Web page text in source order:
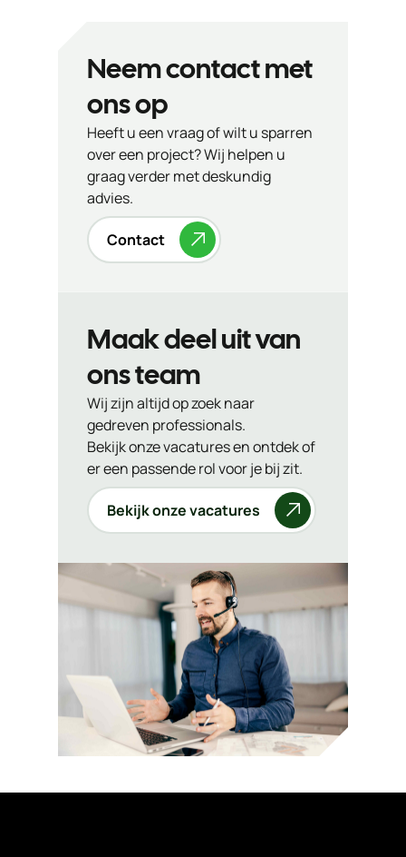
Neem contact met
ons op
Heeft u een vraag of wilt u sparren
over een project? Wij helpen u
graag verder met deskundig
advies.
Contact
Maak deel uit van
ons team
Wij zijn altijd op zoek naar
gedreven professionals.
Bekijk onze vacatures en ontdek of
er een passende rol voor je bij zit.
Bekijk onze vacatures